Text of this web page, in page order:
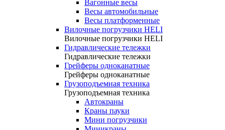
Вагонные весы
Весы автомобильные
Весы платформенные
Вилочные погрузчики HELI
Вилочные погрузчики HELI
Гидравлические тележки
Гидравлические тележки
Грейферы одноканатные
Грейферы одноканатные
Грузоподъемная техника
Грузоподъемная техника
Автокраны
Краны пауки
Мини погрузчики